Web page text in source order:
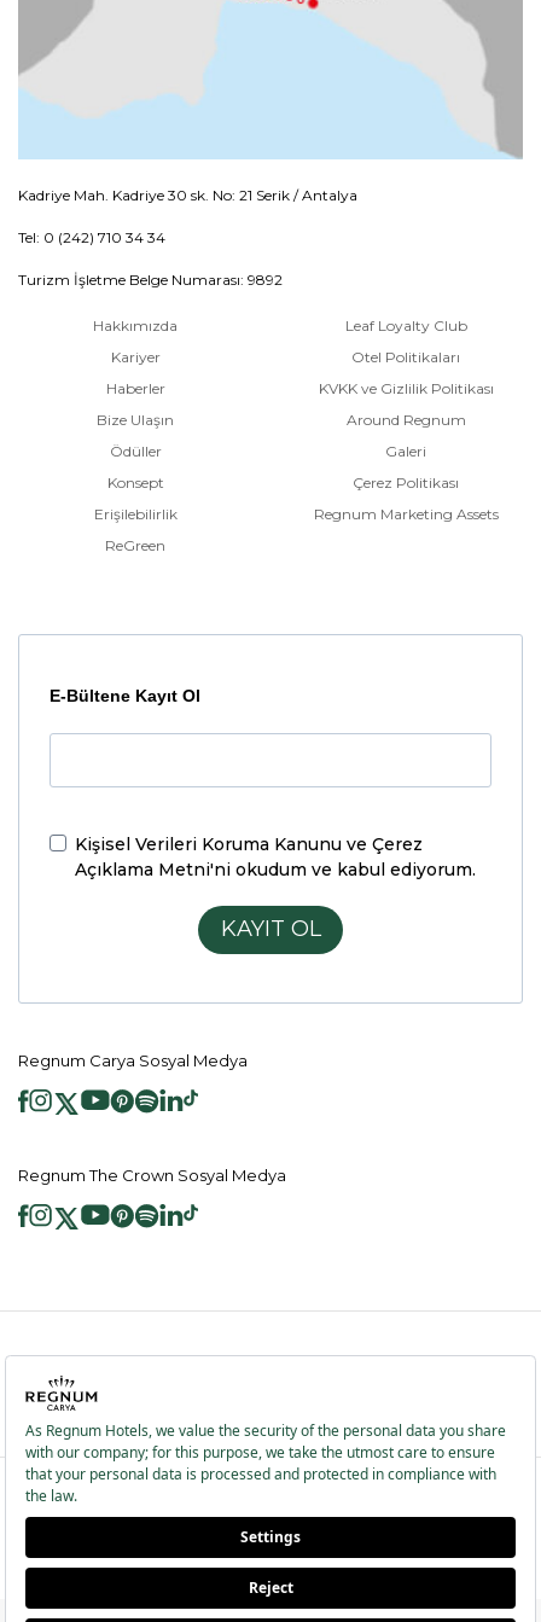
Kadriye Mah. Kadriye 30 sk. No: 21 Serik / Antalya
Tel: 0 (242) 710 34 34
Turizm İşletme Belge Numarası: 9892
Hakkımızda
Kariyer
Haberler
Bize Ulaşın
Ödüller
Konsept
Erişilebilirlik
ReGreen
Leaf Loyalty Club
Otel Politikaları
KVKK ve Gizlilik Politikası
Around Regnum
Galeri
Çerez Politikası
Regnum Marketing Assets
E-Bültene Kayıt Ol
Kişisel Verileri Koruma Kanunu ve Çerez
Açıklama Metni'ni okudum ve kabul ediyorum.
KAYIT OL
Regnum Carya Sosyal Medya
Regnum The Crown Sosyal Medya
2026 ® Regnum Hotels. Tüm hakları saklıdır.
Bilgi Toplumu Hizmetleri